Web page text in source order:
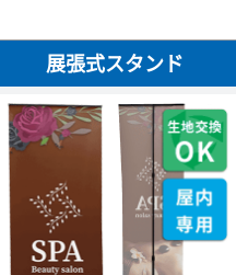
展張式スタンド